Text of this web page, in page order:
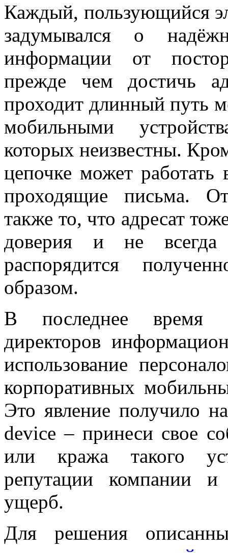
Каждый, пользующийся
задумывался о
информации от
прежде чем достичь
проходит длинный путь
мобильными
которых неизвестны.
цепочке может
проходящие письма.
также то, что адресат
доверия и не
распорядится
образом.
В последнее время
директоров
использование
корпоративных
Это явление получило
device – принеси свое
или кража такого
репутации компании и
ущерб.
Для решения